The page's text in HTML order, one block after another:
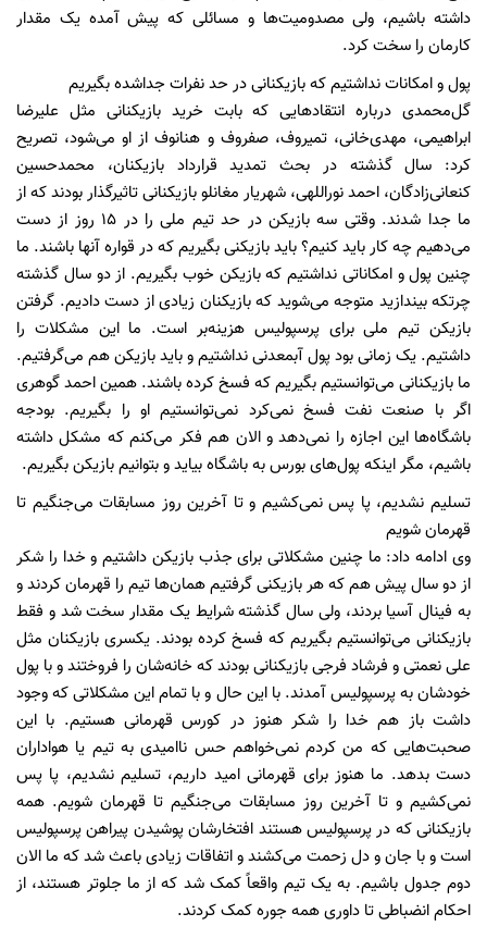
داشته باشیم، ولی مصدومیت‌ها و مسائلی که پیش آمده یک مقدار
کارمان را سخت کرد.
پول و امکانات نداشتیم که بازیکنانی در حد نفرات جداشده بگیریم
گل‌محمدی درباره انتقادهایی که بابت خرید بازیکنانی مثل علیرضا
ابراهیمی، مهدی‌خانی، تمیروف، صفروف و هنانوف از او می‌شود، تصریح
کرد: سال گذشته در بحث تمدید قرارداد بازیکنان، محمدحسین
کنعانی‌زادگان، احمد نوراللهی، شهریار مغانلو بازیکنانی تاثیرگذار بودند که از
ما جدا شدند. وقتی سه بازیکن در حد تیم ملی را در 15 روز از دست
می‌دهیم چه کار باید کنیم؟ باید بازیکنی بگیریم که در قواره آنها باشند. ما
چنین پول و امکاناتی نداشتیم که بازیکن خوب بگیریم. از دو سال گذشته
چرتکه بیندازید متوجه می‌شوید که بازیکنان زیادی از دست دادیم. گرفتن
بازیکن تیم ملی برای پرسپولیس هزینه‌بر است. ما این مشکلات را
داشتیم. یک زمانی بود پول آبمعدنی نداشتیم و باید بازیکن هم می‌گرفتیم.
ما بازیکنانی می‌توانستیم بگیریم که فسخ کرده باشند. همین احمد گوهری
اگر با صنعت نفت فسخ نمی‌کرد نمی‌توانستیم او را بگیریم. بودجه
باشگاه‌ها این اجازه را نمی‌دهد و الان هم فکر می‌کنم که مشکل داشته
باشیم، مگر اینکه پول‌های بورس به باشگاه بیاید و بتوانیم بازیکن بگیریم.
تسلیم نشدیم، پا پس نمی‌کشیم و تا آخرین روز مسابقات می‌جنگیم تا
قهرمان شویم
وی ادامه داد: ما چنین مشکلاتی برای جذب بازیکن داشتیم و خدا را شکر
از دو سال پیش هم که هر بازیکنی گرفتیم همان‌ها تیم را قهرمان کردند و
به فینال آسیا بردند، ولی سال گذشته شرایط یک مقدار سخت شد و فقط
بازیکنانی می‌توانستیم بگیریم که فسخ کرده بودند. یکسری بازیکنان مثل
علی نعمتی و فرشاد فرجی بازیکنانی بودند که خانه‌شان را فروختند و با پول
خودشان به پرسپولیس آمدند. با این حال و با تمام این مشکلاتی که وجود
داشت باز هم خدا را شکر هنوز در کورس قهرمانی هستیم. با این
صحبت‌هایی که من کردم نمی‌خواهم حس ناامیدی به تیم یا هواداران
دست بدهد. ما هنوز برای قهرمانی امید داریم، تسلیم نشدیم، پا پس
نمی‌کشیم و تا آخرین روز مسابقات می‌جنگیم تا قهرمان شویم. همه
بازیکنانی که در پرسپولیس هستند افتخارشان پوشیدن پیراهن پرسپولیس
است و با جان و دل زحمت می‌کشند و اتفاقات زیادی باعث شد که ما الان
دوم جدول باشیم. به یک تیم واقعاً کمک شد که از ما جلوتر هستند، از
احکام انضباطی تا داوری همه جوره کمک کردند.